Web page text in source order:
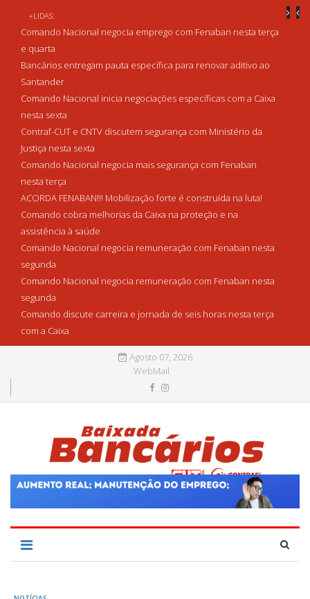
+LIDAS:
Comando Nacional negocia emprego com Fenaban nesta terça
e quarta
Bancários entregam pauta específica para renovar aditivo ao
Santander
Comando Nacional inicia negociações específicas com a Caixa
nesta sexta
Contraf-CUT e CNTV discutem segurança com Ministério da
Justiça nesta sexta
Comando Nacional negocia mais segurança com Fenaban
nesta terça
ACORDA FENABAN!!! Mobilização forte é construída na luta!
Comando cobra melhorias da Caixa na proteção e na
assistência à saúde
Comando Nacional negocia remuneração com Fenaban nesta
segunda
Comando Nacional negocia remuneração com Fenaban nesta
segunda
Comando discute carreira e jornada de seis horas nesta terça
com a Caixa
Agosto 07, 2026
WebMail